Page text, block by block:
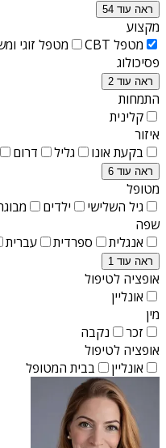
ראה עוד 54
מקצוע
מטפל CBT
מטפל זוגי
פסיכולוג
ראה עוד 2
התמחות
קלינית
איזור
בקעת אונו
גליל דרום
ראה עוד 6
מטופל
גיל השלישי
ילדים
שפה
אנגלית
ספרדית עברית
ראה עוד 1
אופציה לטיפול
אונליין
מין
זכר
נקבה
אופציה לטיפול
אונליין
בבית המטופל